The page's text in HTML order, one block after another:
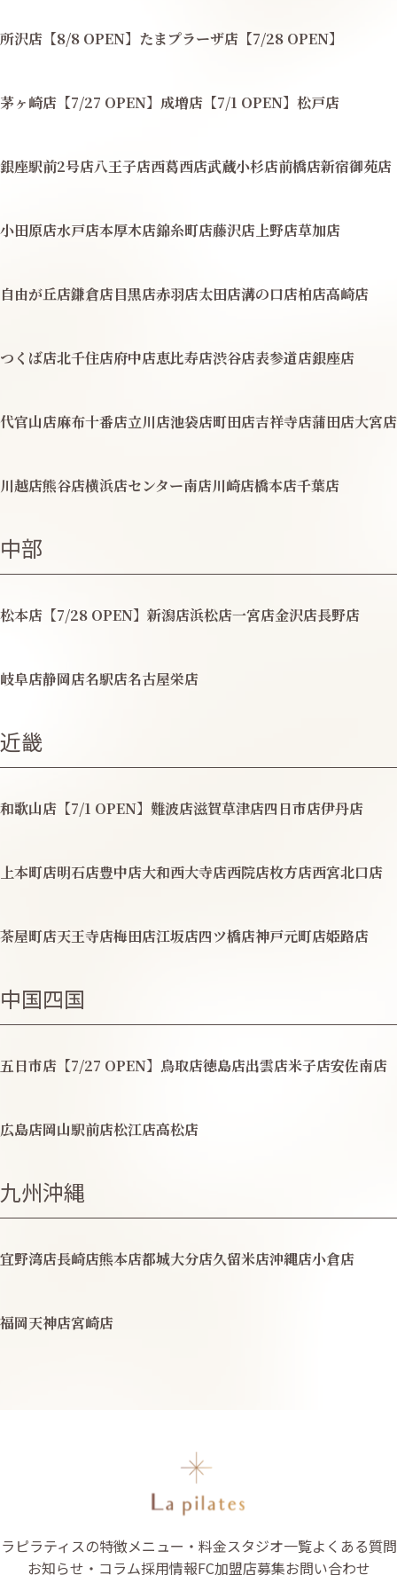
所沢店【8/8 OPEN】 たまプラーザ店【7/28 OPEN】
茅ヶ崎店【7/27 OPEN】 成増店【7/1 OPEN】 松戸店
銀座駅前2号店八王子店西葛西店武蔵小杉店前橋店新宿御苑店
小田原店水戸店本厚木店錦糸町店藤沢店 上野店草加店
自由が丘店鎌倉店目黒店赤羽店太田店溝の口店柏店高崎店
つくば店北千住店府中店恵比寿店渋谷店表参道店銀座店
代官山店麻布十番店立川店池袋店町田店吉祥寺店蒲田店大宮店
川越店熊谷店横浜店センター南店川崎店橋本店千葉店
中部
松本店【7/28 OPEN】 新潟店浜松店一宮店金沢店長野店
岐阜店静岡店名駅店名古屋栄店
近畿
和歌山店【7/1 OPEN】 難波店滋賀草津店四日市店伊丹店
上本町店明石店豊中店大和西大寺店西院店枚方店西宮北口店
茶屋町店天王寺店梅田店江坂店四ツ橋店神戸元町店姫路店
中国四国
五日市店【7/27 OPEN】 鳥取店徳島店出雲店米子店安佐南店
広島店岡山駅前店松江店高松店
九州沖縄
宜野湾店長崎店熊本店都城大分店久留米店沖縄店小倉店
福岡天神店宮崎店
ラピラティスの特徴メニュー・料金スタジオ一覧よくある質問
お知らせ・コラム採用情報FC加盟店募集お問い合わせ